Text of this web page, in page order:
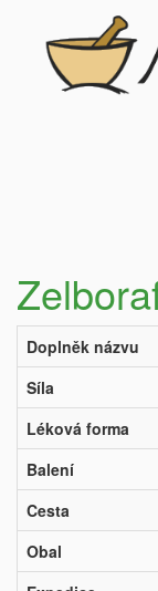
Doplněk názvu
Síla
Léková forma
Balení
Cesta
Obal